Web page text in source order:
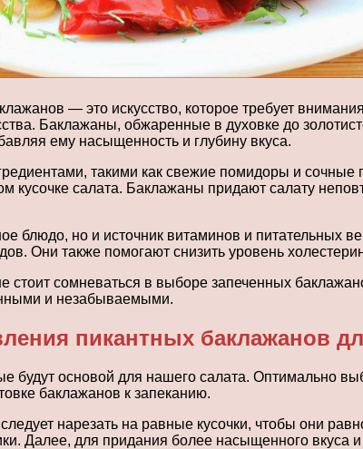
— это искусство, которое требует
Баклажаны, обжаренные в духовке до
ему насыщенность и глубину вкуса.
такими как свежие помидоры и сочные
кусочке салата. Баклажаны придают салату
блюдо, но и источник витаминов и питательных
Они также помогают снизить уровень
стоит сомневаться в выборе запеченных
и незабываемыми.
пикантных баклажанов
основой для нашего салата. Оптимально
баклажанов к запеканию.
нарезать на равные кусочки, чтобы они
Далее, для придания более насыщенного вкуса